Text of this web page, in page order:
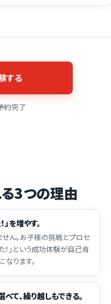
する
約完了
3つの理由
を増やす。
せん。お子様の挑戦とプロセ
！」という成功体験が自己肯
ります。
て、繰り越しもできる。